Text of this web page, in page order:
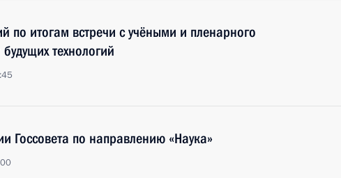
по итогам встречи с учёными и пленарного
технологий
Госсовета по направлению «Наука»